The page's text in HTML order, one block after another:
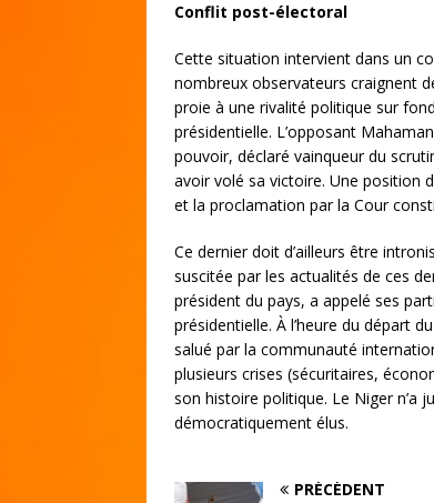
Conflit post-électoral
Cette situation intervient dans un
nombreux observateurs craignent
proie à une rivalité politique sur
présidentielle. L’opposant
pouvoir, déclaré vainqueur du
avoir volé sa victoire. Une position
et la proclamation par la Cour
Ce dernier doit d’ailleurs être
suscitée par les actualités de ces
président du pays, a appelé ses
présidentielle. À l’heure du départ
salué par la communauté
plusieurs crises (sécuritaires,
son histoire politique. Le Niger n’a
démocratiquement élus.
PRÉCÉDENT